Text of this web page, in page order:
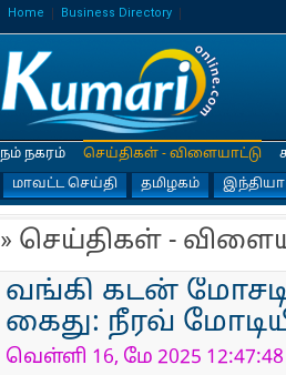
Home Business Directory
நம் நகரம்
செய்திகள் - விளையாட்டு
மாவட்ட செய்தி
தமிழகம் இந்தியா
» செய்திகள் -
வங்கி கடன்
கைது: நீரவ்
வெள்ளி 16, மே 2025 12:47:48